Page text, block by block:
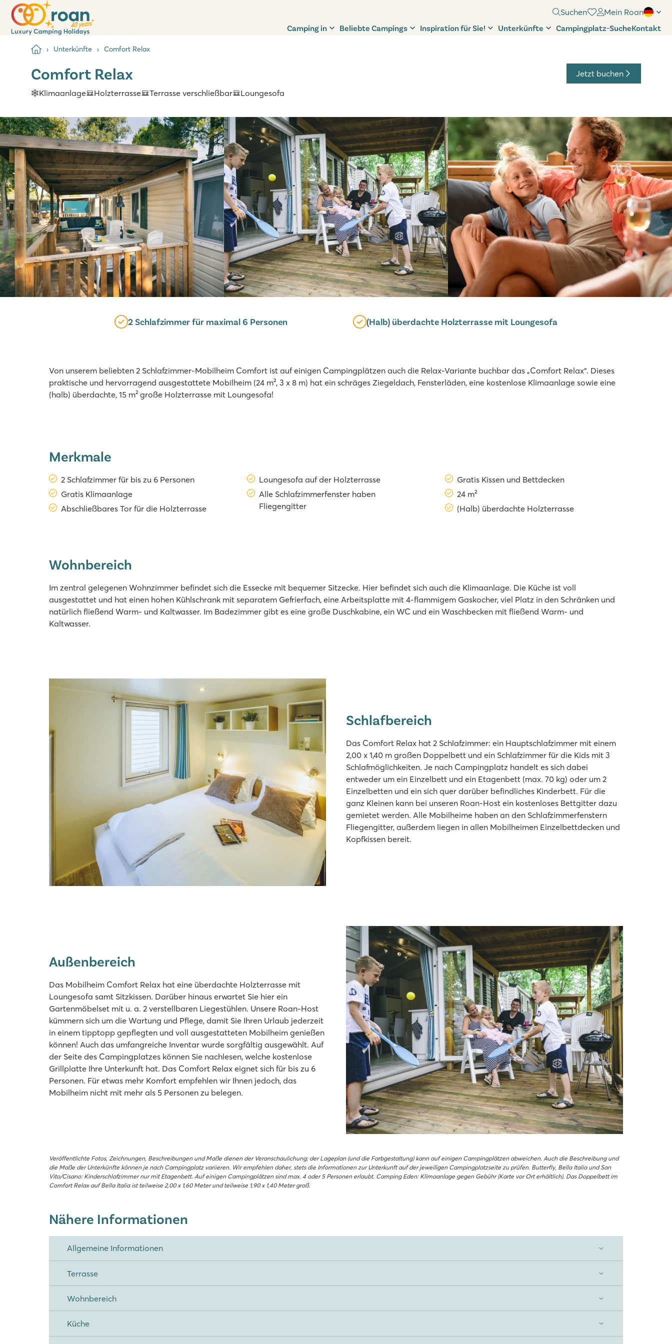
Suchen Mein Roan
Camping in Beliebte Campings Inspiration für Sie! Unterkünfte Campingplatz-SucheKontakt
Unterkünfte Comfort Relax
Comfort Relax
Klimaanlage Holzterrasse Terrasse verschließbar Loungesofa
Jetzt buchen
2 Schlafzimmer für maximal 6 Personen (Halb) überdachte Holzterrasse mit Loungesofa
Von unserem beliebten 2 Schlafzimmer-Mobilheim Comfort ist auf einigen Campingplätzen auch die Relax-Variante buchbar das „Comfort Relax“. Dieses
praktische und hervorragend ausgestattete Mobilheim (24 m², 3 x 8 m) hat ein schräges Ziegeldach, Fensterläden, eine kostenlose Klimaanlage sowie eine
(halb) überdachte, 15 m² große Holzterrasse mit Loungesofa!
Merkmale
2 Schlafzimmer für bis zu 6 Personen
Gratis Klimaanlage
Abschließbares Tor für die Holzterrasse
Loungesofa auf der Holzterrasse
Alle Schlafzimmerfenster haben
Fliegengitter
Gratis Kissen und Bettdecken
24 m²
(Halb) überdachte Holzterrasse
Wohnbereich
Im zentral gelegenen Wohnzimmer befindet sich die Essecke mit bequemer Sitzecke. Hier befindet sich auch die Klimaanlage. Die Küche ist voll
ausgestattet und hat einen hohen Kühlschrank mit separatem Gefrierfach, eine Arbeitsplatte mit 4-flammigem Gaskocher, viel Platz in den Schränken und
natürlich fließend Warm- und Kaltwasser. Im Badezimmer gibt es eine große Duschkabine, ein WC und ein Waschbecken mit fließend Warm- und
Kaltwasser.
Schlafbereich
Das Comfort Relax hat 2 Schlafzimmer: ein Hauptschlafzimmer mit einem
2,00 x 1,40 m großen Doppelbett und ein Schlafzimmer für die Kids mit 3
Schlafmöglichkeiten. Je nach Campingplatz handelt es sich dabei
entweder um ein Einzelbett und ein Etagenbett (max. 70 kg) oder um 2
Einzelbetten und ein sich quer darüber befindliches Kinderbett. Für die
ganz Kleinen kann bei unseren Roan-Host ein kostenloses Bettgitter dazu
gemietet werden. Alle Mobilheime haben an den Schlafzimmerfenstern
Fliegengitter, außerdem liegen in allen Mobilheimen Einzelbettdecken und
Kopfkissen bereit.
Außenbereich
Das Mobilheim Comfort Relax hat eine überdachte Holzterrasse mit
Loungesofa samt Sitzkissen. Darüber hinaus erwartet Sie hier ein
Gartenmöbelset mit u. a. 2 verstellbaren Liegestühlen. Unsere Roan-Host
kümmern sich um die Wartung und Pflege, damit Sie Ihren Urlaub jederzeit
in einem tipptopp gepflegten und voll ausgestatteten Mobilheim genießen
können! Auch das umfangreiche Inventar wurde sorgfältig ausgewählt. Auf
der Seite des Campingplatzes können Sie nachlesen, welche kostenlose
Grillplatte Ihre Unterkunft hat. Das Comfort Relax eignet sich für bis zu 6
Personen. Für etwas mehr Komfort empfehlen wir Ihnen jedoch, das
Mobilheim nicht mit mehr als 5 Personen zu belegen.
Veröffentlichte Fotos, Zeichnungen, Beschreibungen und Maße dienen der Veranschaulichung; der Lageplan (und die Farbgestaltung) kann auf einigen Campingplätzen abweichen. Auch die Beschreibung und
die Maße der Unterkünfte können je nach Campingplatz variieren. Wir empfehlen daher, stets die Informationen zur Unterkunft auf der jeweiligen Campingplatzseite zu prüfen. Butterfly, Bella Italia und San
Vito/Cisano: Kinderschlafzimmer nur mit Etagenbett. Auf einigen Campingplätzen sind max. 4 oder 5 Personen erlaubt. Camping Eden: Klimaanlage gegen Gebühr (Karte vor Ort erhältlich). Das Doppelbett im
Comfort Relax auf Bella Italia ist teilweise 2,00 x 1,60 Meter und teilweise 1,90 x 1,40 Meter groß.
Nähere Informationen
Allgemeine Informationen
Terrasse
Wohnbereich
Küche